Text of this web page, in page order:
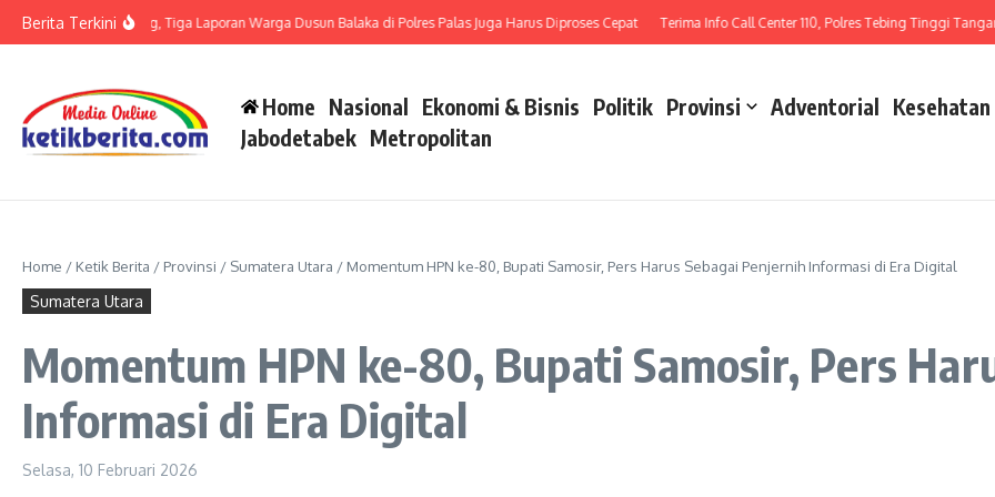
Berita Terkini
di Polsek Barteng, Tiga Laporan Warga Dusun Balaka di Polres Palas Juga Harus Diproses Cepat Terima Info Call Center 110, Polres Tebing Tinggi Tangani
Home Nasional Ekonomi & Bisnis Politik Provinsi Adventorial Kesehatan
Jabodetabek Metropolitan
Home / Ketik Berita / Provinsi / Sumatera Utara / Momentum HPN ke-80, Bupati Samosir, Pers Harus Sebagai Penjernih Informasi di Era Digital
Sumatera Utara
Momentum HPN ke-80, Bupati Samosir, Pers
Informasi di Era Digital
Selasa, 10 Februari 2026